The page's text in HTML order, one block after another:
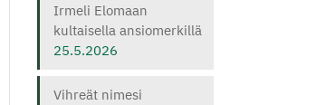
Irmeli Elomaan
kultaisella ansiomerkillä
25.5.2026
Vihreät nimesi